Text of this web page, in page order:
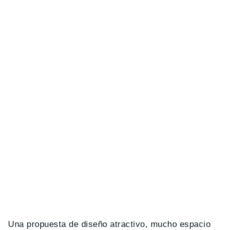
Una propuesta de diseño atractivo, mucho espacio